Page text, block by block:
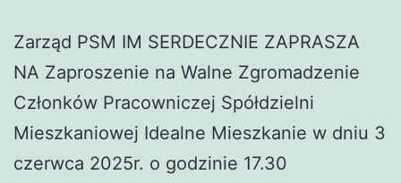
Zarząd PSM IM SERDECZNIE ZAPRASZA
NA Zaproszenie na Walne Zgromadzenie
Członków Pracowniczej Spółdzielni
Mieszkaniowej Idealne Mieszkanie w dniu 3
czerwca 2025r. o godzinie 17.30